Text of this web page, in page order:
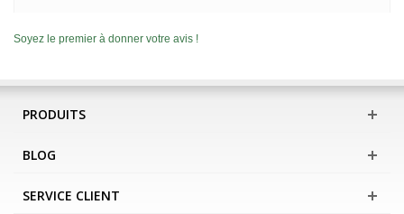
Soyez le premier à donner votre avis !
PRODUITS
BLOG
SERVICE CLIENT